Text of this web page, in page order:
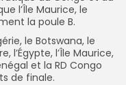
l’Île Maurice, le
la poule B.
le Botswana, le
l’Égypte, l’Île Maurice,
et la RD Congo
de finale.